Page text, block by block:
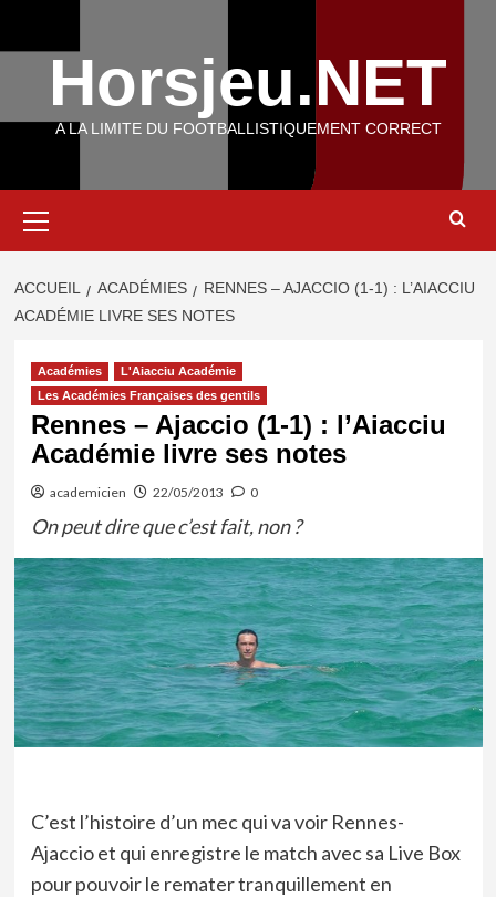
Horsjeu.NET
A LA LIMITE DU FOOTBALLISTIQUEMENT CORRECT
principal
ACCUEIL ACADÉMIES
RENNES – AJACCIO (1-1) : L’AIACCIU
ACADÉMIE LIVRE SES NOTES
Académies
L'Aiacciu Académie
Les Académies Françaises des gentils
Rennes – Ajaccio (1-1) : l’Aiacciu
Académie livre ses notes
academicien 22/05/2013 0
On peut dire que c’est fait, non ?
C’est l’histoire d’un mec qui va voir Rennes-
Ajaccio et qui enregistre le match avec sa Live Box
pour pouvoir le remater tranquillement en